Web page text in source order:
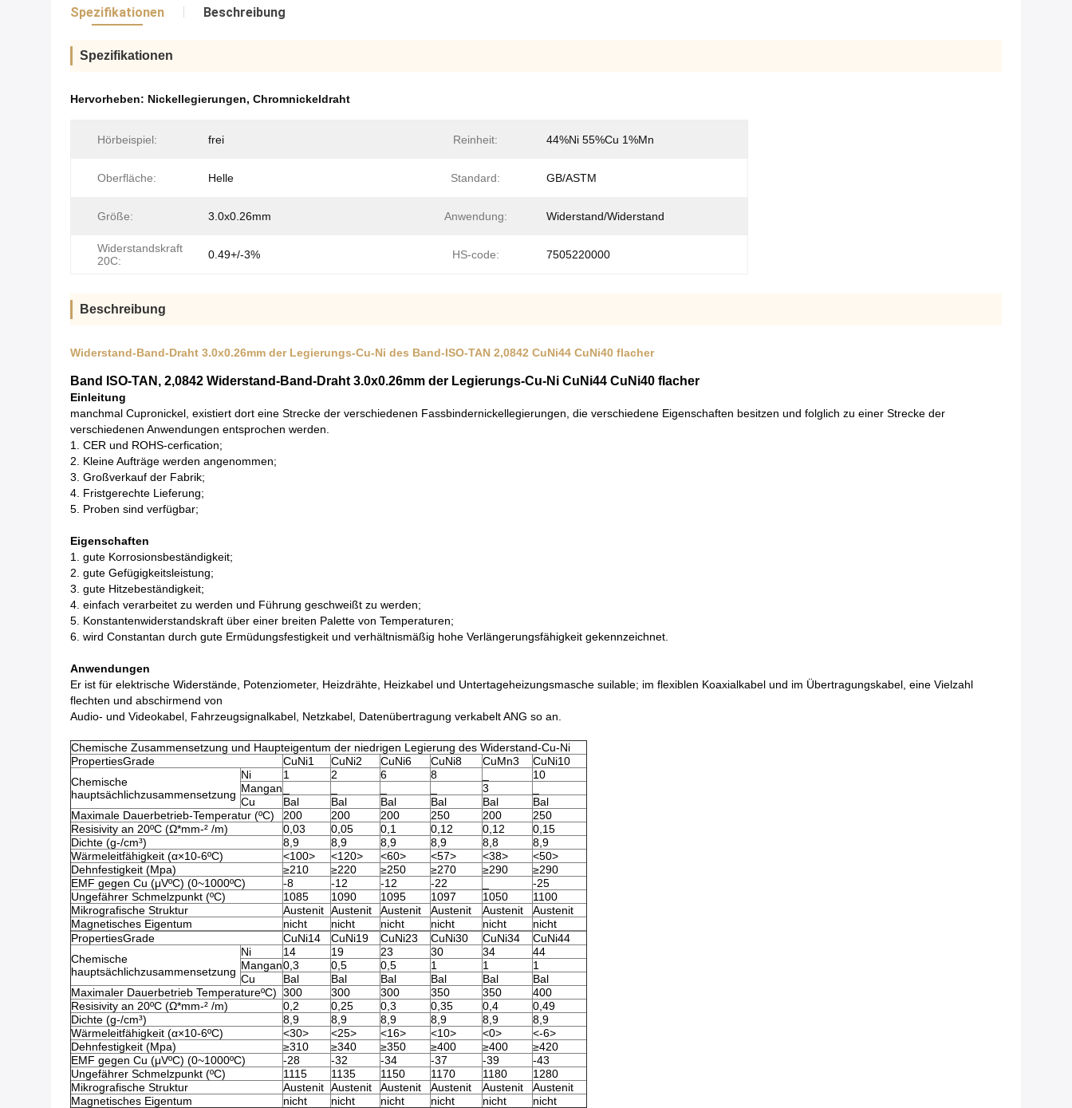
Spezifikationen Beschreibung
Spezifikationen
Hervorheben: Nickellegierungen, Chromnickeldraht
Hörbeispiel: frei Reinheit: 44%Ni 55%Cu 1%Mn
Oberfläche: Helle Standard: GB/ASTM
Größe: 3.0x0.26mm Anwendung: Widerstand/Widerstand
Widerstandskraft
20C:
0.49+/-3% HS-code: 7505220000
Beschreibung
Widerstand-Band-Draht 3.0x0.26mm der Legierungs-Cu-Ni des Band-ISO-TAN 2,0842 CuNi44 CuNi40 flacher
Band ISO-TAN, 2,0842 Widerstand-Band-Draht 3.0x0.26mm der Legierungs-Cu-Ni CuNi44 CuNi40 flacher
Einleitung
manchmal Cupronickel, existiert dort eine Strecke der verschiedenen Fassbindernickellegierungen, die verschiedene Eigenschaften besitzen und folglich zu einer Strecke der
verschiedenen Anwendungen entsprochen werden.
1. CER und ROHS-cerfication;
2. Kleine Aufträge werden angenommen;
3. Großverkauf der Fabrik;
4. Fristgerechte Lieferung;
5. Proben sind verfügbar;
Eigenschaften
1. gute Korrosionsbeständigkeit;
2. gute Gefügigkeitsleistung;
3. gute Hitzebeständigkeit;
4. einfach verarbeitet zu werden und Führung geschweißt zu werden;
5. Konstantenwiderstandskraft über einer breiten Palette von Temperaturen;
6. wird Constantan durch gute Ermüdungsfestigkeit und verhältnismäßig hohe Verlängerungsfähigkeit gekennzeichnet.
Anwendungen
Er ist für elektrische Widerstände, Potenziometer, Heizdrähte, Heizkabel und Untertageheizungsmasche suilable; im flexiblen Koaxialkabel und im Übertragungskabel, eine Vielzahl
flechten und abschirmend von
Audio- und Videokabel, Fahrzeugsignalkabel, Netzkabel, Datenübertragung verkabelt ANG so an.
Chemische Zusammensetzung und Haupteigentum der niedrigen Legierung des Widerstand-Cu-Ni
PropertiesGrade
CuNi1 CuNi2 CuNi6 CuNi8 CuMn3
CuNi10
Chemische
hauptsächlichzusammensetzung
Ni 1 2 6 8
10
Mangan
3
Cu
Bal Bal Bal Bal Bal
Bal
Maximale Dauerbetrieb-Temperatur (ºC)
200 200 200 250 200
250
Resisivity an 20ºC (Ω*mm-² /m)
0,03 0,05 0,1 0,12 0,12
0,15
Dichte (g-/cm³)
8,9 8,9 8,9 8,9 8,8
8,9
Wärmeleitfähigkeit (α×10-6ºC)
<100> <120> <60> <57> <38>
<50>
Dehnfestigkeit (Mpa)
≥210 ≥220 ≥250 ≥270 ≥290
≥290
EMF gegen Cu (μVºC) (0~1000ºC)
-8 -12 -12 -22
-25
Ungefährer Schmelzpunkt (ºC)
1085 1090 1095 1097 1050
1100
Mikrografische Struktur
Austenit Austenit Austenit Austenit Austenit
Austenit
Magnetisches Eigentum
nicht nicht nicht nicht nicht
nicht
PropertiesGrade
CuNi14 CuNi19 CuNi23 CuNi30 CuNi34
CuNi44
Chemische
hauptsächlichzusammensetzung
Ni 14 19 23 30 34
44
Mangan0,3 0,5 0,5 1 1
1
Cu
Bal Bal Bal Bal Bal
Bal
Maximaler Dauerbetrieb TemperatureºC) 300 300 300 350 350
400
Resisivity an 20ºC (Ω*mm-² /m)
0,2 0,25 0,3 0,35 0,4
0,49
Dichte (g-/cm³)
8,9 8,9 8,9 8,9 8,9
8,9
Wärmeleitfähigkeit (α×10-6ºC)
<30> <25> <16> <10> <0>
<-6>
Dehnfestigkeit (Mpa)
≥310 ≥340 ≥350 ≥400 ≥400
≥420
EMF gegen Cu (μVºC) (0~1000ºC)
-28 -32 -34 -37 -39
-43
Ungefährer Schmelzpunkt (ºC)
1115 1135 1150 1170 1180
1280
Mikrografische Struktur
Austenit Austenit Austenit Austenit Austenit
Austenit
Magnetisches Eigentum
nicht nicht nicht nicht nicht
nicht